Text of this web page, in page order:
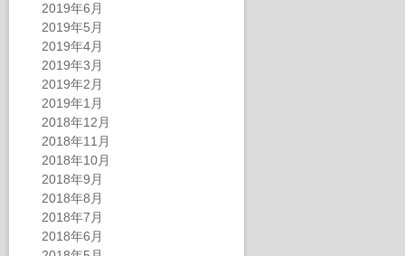
2019年6月
2019年5月
2019年4月
2019年3月
2019年2月
2019年1月
2018年12月
2018年11月
2018年10月
2018年9月
2018年8月
2018年7月
2018年6月